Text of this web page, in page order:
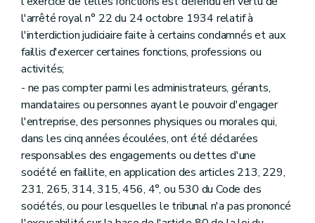
l'arrêté royal n° 22 du 24 octobre 1934 relatif à
l'interdiction judiciaire faite à certains condamnés et aux
faillis d'exercer certaines fonctions, professions ou
activités;
- ne pas compter parmi les administrateurs, gérants,
mandataires ou personnes ayant le pouvoir d'engager
l'entreprise, des personnes physiques ou morales qui,
dans les cinq années écoulées, ont été déclarées
responsables des engagements ou dettes d'une
société en faillite, en application des articles 213, 229,
231, 265, 314, 315, 456, 4°, ou 530 du Code des
sociétés, ou pour lesquelles le tribunal n'a pas prononcé